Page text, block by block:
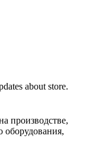
about store.
производстве,
оборудования,